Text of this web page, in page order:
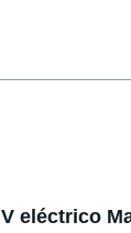
eléctrico